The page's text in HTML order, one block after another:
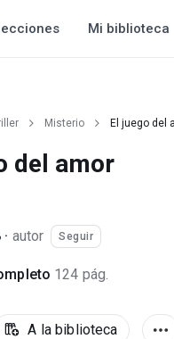
Mi biblioteca
Misterio El juego del
del amor
· autor Seguir
124 pág.
A la biblioteca